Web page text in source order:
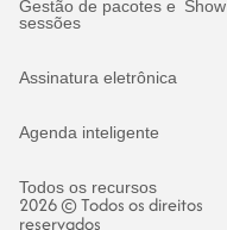
Gestão de pacotes e
sessões
Assinatura eletrônica
Agenda inteligente
Todos os recursos
Show
2026 © Todos os direitos
reservados